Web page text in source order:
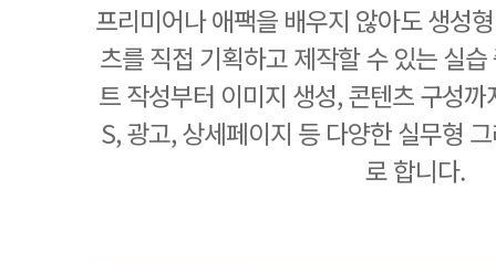
프리미어나 애팩을 배우지 않아도 생성
츠를 직접 기획하고 제작할 수 있는 실
트 작성부터 이미지 생성, 콘텐츠 구성
S, 광고, 상세페이지 등 다양한 실무형
로 합니다.